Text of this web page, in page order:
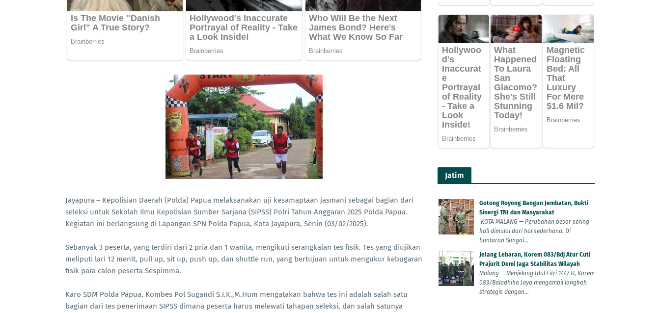
Jayapura – Kepolisian Daerah (Polda) Papua melaksanakan uji kesamaptaan jasmani sebagai bagian dari
seleksi untuk Sekolah Ilmu Kepolisian Sumber Sarjana (SIPSS) Polri Tahun Anggaran 2025 Polda Papua.
Kegiatan ini berlangsung di Lapangan SPN Polda Papua, Kota Jayapura, Senin (03/02/2025).
Sebanyak 3 peserta, yang terdiri dari 2 pria dan 1 wanita, mengikuti serangkaian tes fisik. Tes yang diujikan
meliputi lari 12 menit, pull up, sit up, push up, dan shuttle run, yang bertujuan untuk mengukur kebugaran
fisik para calon peserta Sespimma.
Karo SDM Polda Papua, Kombes Pol Sugandi S.I.K.,M.Hum mengatakan bahwa tes ini adalah salah satu
bagian dari tes penerimaan SIPSS dimana peserta harus melewati tahapan seleksi, dan salah satunya
Jatim
Gotong Royong Bangun Jembatan, Bukti
Sinergi TNI dan Masyarakat
KOTA MALANG — Perubahan besar sering
kali dimulai dari hal sederhana. Di
bantaran Sungai...
Jelang Lebaran, Korem 083/Bdj Atur Cuti
Prajurit Demi Jaga Stabilitas Wilayah
Malang — Menjelang Idul Fitri 1447 H, Korem
083/Baladhika Jaya mengambil langkah
strategis dengan...